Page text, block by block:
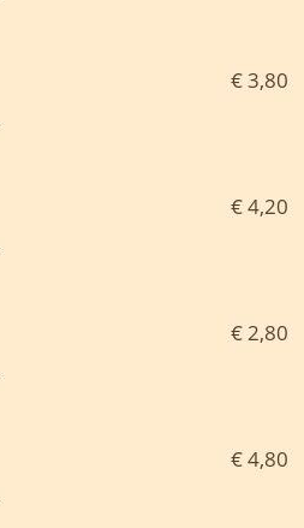
€ 3,80
€ 4,20
€ 2,80
€ 4,80